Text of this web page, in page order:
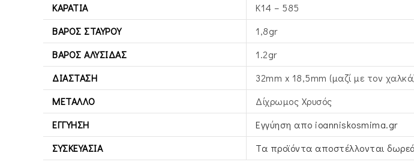
ΚΑΡΆΤΙΑ
Κ14 – 585
ΒΆΡΟΣ ΣΤΑΥΡΟΎ
1,8gr
ΒΆΡΟΣ ΑΛΥΣΊΔΑΣ
1.2gr
ΔΙΆΣΤΑΣΗ
32mm x 18,5mm (μαζί με τον
ΜΈΤΑΛΛΟ
Δίχρωμος Χρυσός
ΕΓΓΎΗΣΗ
Εγγύηση απο ioanniskosmima.gr
ΣΥΣΚΕΥΑΣΊΑ
Τα προϊόντα αποστέλλονται